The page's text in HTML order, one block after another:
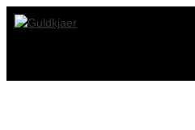
Hop